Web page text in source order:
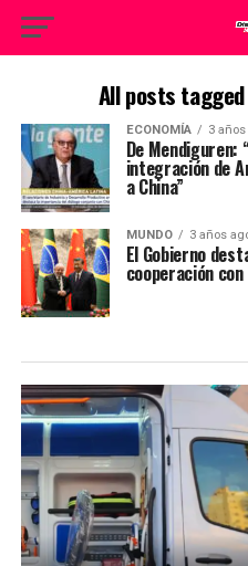
All posts
ECONOMÍA 3
De Mendiguren:
integración de
a China”
MUNDO 3 años
El Gobierno
cooperación